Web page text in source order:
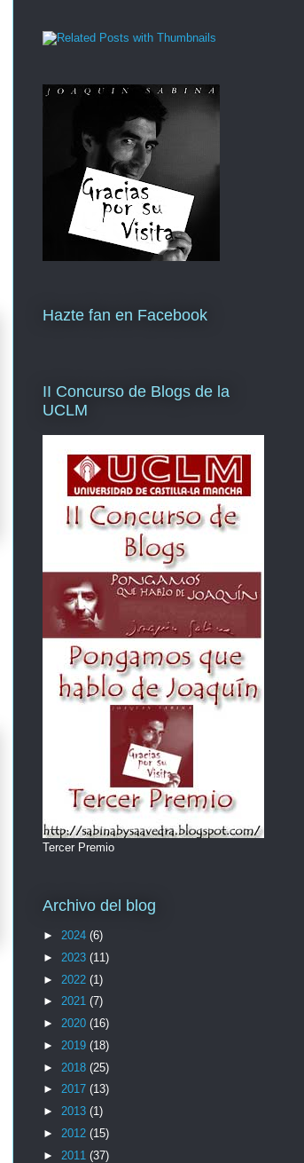
Hazte fan en Facebook
II Concurso de Blogs de la
UCLM
Tercer Premio
Archivo del blog
► 2024 (6)
► 2023 (11)
► 2022 (1)
► 2021 (7)
► 2020 (16)
► 2019 (18)
► 2018 (25)
► 2017 (13)
► 2013 (1)
► 2012 (15)
► 2011 (37)